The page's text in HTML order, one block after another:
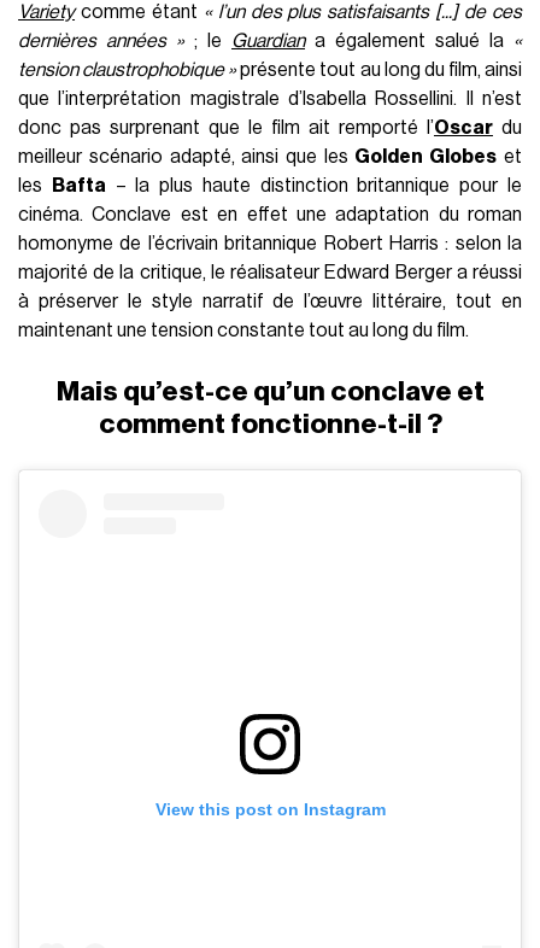
Varietycomme étant « l’un des plus satisfaisants [...] de ces
dernières années »; le Guardiana également salué la «
tension claustrophobique »présente tout au long du film, ainsi
que l’interprétation magistrale d’Isabella Rossellini. Il n’est
donc pas surprenant que le film ait remporté l’Oscardu
meilleur scénario adapté, ainsi que les Golden Globes et
les
Bafta – la plus haute distinction britannique pour le
cinéma. Conclave est en effet une adaptation du roman
homonyme de l’écrivain britannique Robert Harris : selon la
majorité de la critique, le réalisateur Edward Berger a réussi
à préserver le style narratif de l’œuvre littéraire, tout en
maintenant une tension constante tout au long du film.
Mais qu’est-ce qu’un conclave et
comment fonctionne-t-il ?
View this post on Instagram